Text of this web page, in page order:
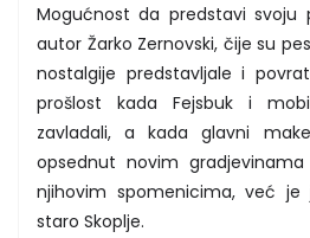
Mogućnost da predstavi svoju
autor Žarko Zernovski, čije su
nostalgije predstavljale i
prošlost kada Fejsbuk i
zavladali, a kada glavni
opsednut novim
njihovim spomenicima, već
staro Skoplje.